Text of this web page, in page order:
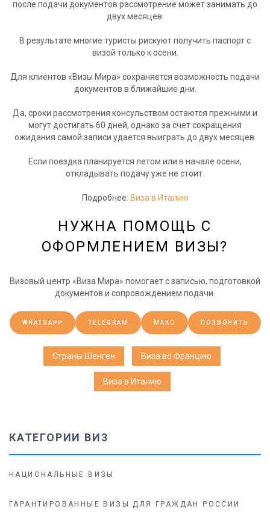
после подачи документов рассмотрение может занимать до
двух месяцев.
В результате многие туристы рискуют получить паспорт с
визой только к осени.
Для клиентов «Визы Мира» сохраняется возможность подачи
документов в ближайшие дни.
Да, сроки рассмотрения консульством остаются прежними и
могут достигать 60 дней, однако за счет сокращения
ожидания самой записи удается выиграть до двух месяцев.
Если поездка планируется летом или в начале осени,
откладывать подачу уже не стоит.
Подробнее: Виза в Италию
НУЖНА ПОМОЩЬ С
ОФОРМЛЕНИЕМ ВИЗЫ?
Визовый центр «Виза Мира» помогает с записью, подготовкой
документов и сопровождением подачи.
WHATSAPP TELEGRAM МАКС ПОЗВОНИТЬ
Страны Шенген Виза во Францию
Виза в Италию
КАТЕГОРИИ ВИЗ
НАЦИОНАЛЬНЫЕ ВИЗЫ
ГАРАНТИРОВАННЫЕ ВИЗЫ ДЛЯ ГРАЖДАН РОССИИ